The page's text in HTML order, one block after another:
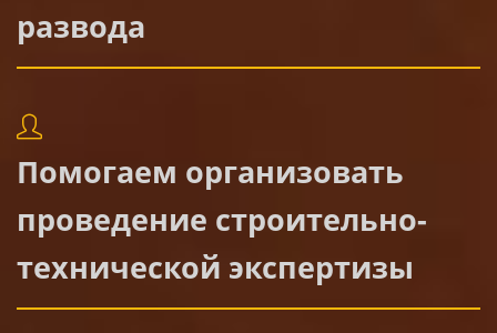
развода
Помогаем организовать
проведение строительно-
технической экспертизы